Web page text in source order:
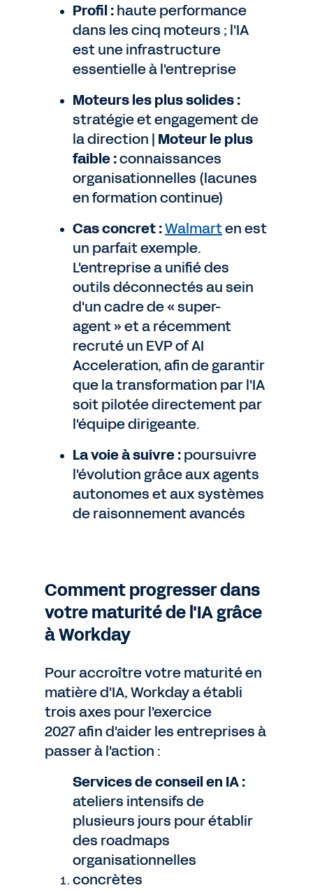
Profil :haute performance
dans les cinq moteurs ; l'IA
est une infrastructure
essentielle à l'entreprise
Moteurs les plus solides :
stratégie et engagement de
la direction | Moteur le plus
faible :connaissances
organisationnelles (lacunes
en formation continue)
Cas concret :Walmarten est
un parfait exemple.
L'entreprise a unifié des
outils déconnectés au sein
d'un cadre de « super-
agent » et a récemment
recruté un EVP of AI
Acceleration, afin de garantir
que la transformation par l'IA
soit pilotée directement par
l'équipe dirigeante.
La voie à suivre :poursuivre
l'évolution grâce aux agents
autonomes et aux systèmes
de raisonnement avancés
Comment progresser dans
votre maturité de l'IA grâce
à Workday
Pour accroître votre maturité en
matière d'IA, Workday a établi
trois axes pour l'exercice
2027 afin d'aider les entreprises à
passer à l'action :
Services de conseil en IA :
ateliers intensifs de
plusieurs jours pour établir
des roadmaps
organisationnelles
concrètes